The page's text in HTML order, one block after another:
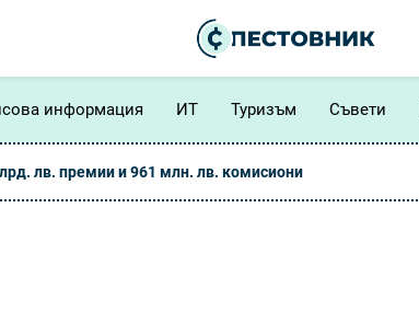
информация ИТ Туризъм Съвети
лв. премии и 961 млн. лв. комисиони